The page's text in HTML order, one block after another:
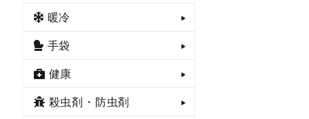
暖冷
手袋
健康
殺虫剤・防虫剤